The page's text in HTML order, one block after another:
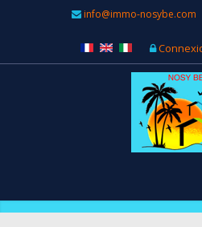
info@immo-nosybe.com